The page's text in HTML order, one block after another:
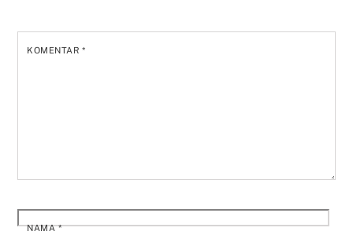
KOMENTAR*
NAMA*